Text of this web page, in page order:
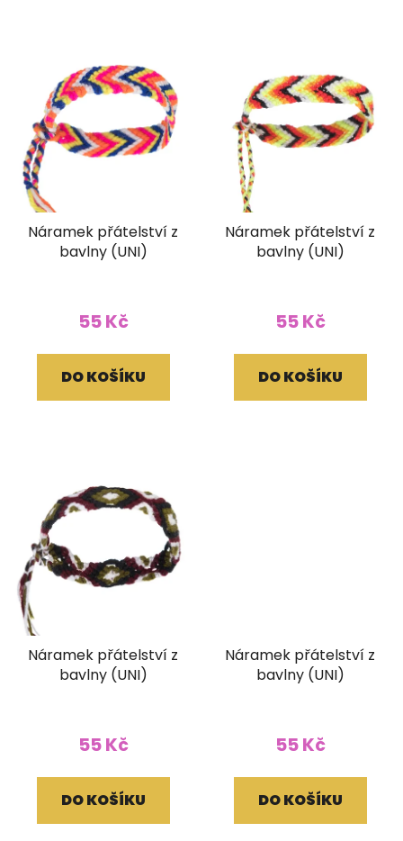
Náramek přátelství z
bavlny (UNI)
55 Kč
DO KOŠÍKU
Náramek přátelství z
bavlny (UNI)
55 Kč
DO KOŠÍKU
Náramek přátelství z
bavlny (UNI)
55 Kč
DO KOŠÍKU
Náramek přátelství z
bavlny (UNI)
55 Kč
DO KOŠÍKU